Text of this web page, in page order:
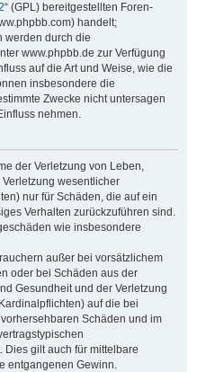
“ (GPL) bereitgestellten Foren-
handelt;
werden durch die
www.phpbb.de zur Verfügung
auf die Art und Weise, wie die
insbesondere die
Zwecke nicht untersagen
nehmen.
der Verletzung von Leben,
wesentlicher
nur für Schäden, die auf ein
Verhalten zurückzuführen sind.
wie insbesondere
außer bei vorsätzlichem
oder bei Schäden aus der
Gesundheit und der Verletzung
auf die bei
Schäden und im
Dies gilt auch für mittelbare
entgangenen Gewinn.